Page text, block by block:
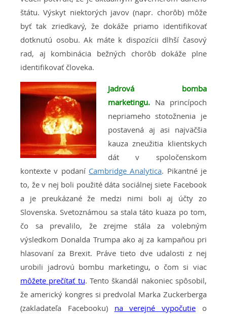
štátu. Výskyt niektorých javov (napr. chorôb) môže
byť tak zriedkavý, že dokáže priamo identifikovať
dotknutú osobu. Ak máte k dispozícii dlhší časový
rad, aj kombinácia bežných chorôb dokáže plne
identifikovať človeka.
Jadrová bomba
marketingu. Na princípoch
nepriameho stotožnenia je
postavená aj asi najväčšia
kauza zneužitia klientskych
dát v spoločenskom
kontexte v podaní Cambridge Analytica. Pikantné je
to, že v nej boli použité dáta sociálnej siete Facebook
a je preukázané že medzi nimi boli aj účty zo
Slovenska. Svetoznámou sa stala táto kuaza po tom,
čo sa prevalilo, že zrejme stála za volebným
výsledkom Donalda Trumpa ako aj za kampaňou pri
hlasovaní za Brexit. Práve tieto dve udalosti z nej
urobili jadrovú bombu marketingu, o čom si viac
môžete prečítať tu. Tento škandál nakoniec spôsobil,
že americký kongres si predvolal Marka Zuckerberga
(zakladateľa Facebooku) na verejné vypočutie o